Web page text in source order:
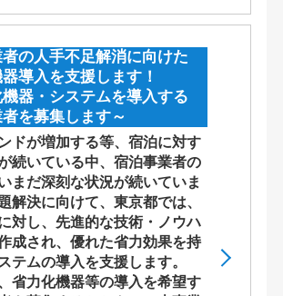
の人手不足解消に向けた
導入を支援します！
機器・システムを導入する
を募集します～
ドが増加する等、宿泊に対す
続いている中、宿泊事業者の
まだ深刻な状況が続いていま
解決に向けて、東京都では、
対し、先進的な技術・ノウハ
成され、優れた省力効果を持
テムの導入を支援します。
省力化機器等の導入を希望す